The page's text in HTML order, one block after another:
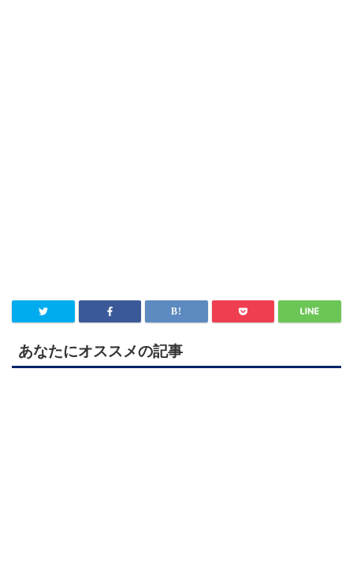
あなたにオススメの記事